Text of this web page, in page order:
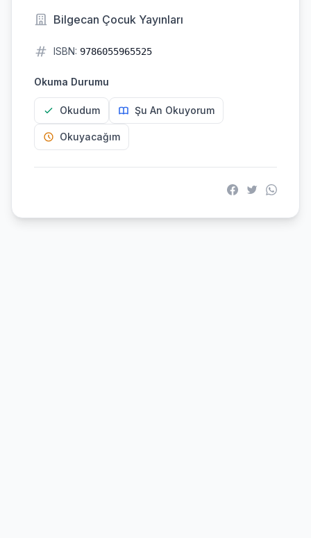
Bilgecan Çocuk Yayınları
ISBN: 9786055965525
Okuma Durumu
Okudum Şu An Okuyorum
Okuyacağım